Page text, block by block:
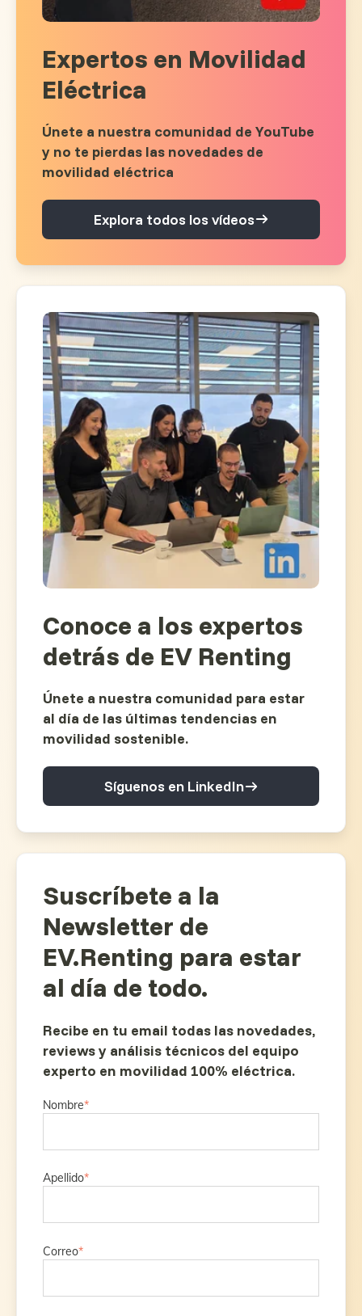
Expertos en Movilidad
Eléctrica
Únete a nuestra comunidad de YouTube
y no te pierdas las novedades de
movilidad eléctrica
Explora todos los vídeos
Conoce a los expertos
detrás de EV Renting
Únete a nuestra comunidad para estar
al día de las últimas tendencias en
movilidad sostenible.
Síguenos en LinkedIn
Suscríbete a la
Newsletter de
EV.Renting para estar
al día de todo.
Recibe en tu email todas las novedades,
reviews y análisis técnicos del equipo
experto en movilidad 100% eléctrica.
Nombre*
Apellido*
Correo*